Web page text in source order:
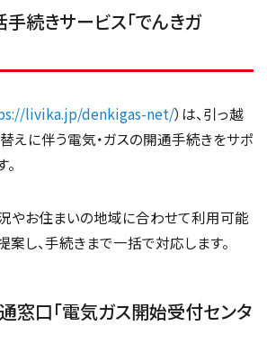
手続きサービス「でんきガ
livika.jp/denkigas-net/）は、引っ越
えに伴う電気・ガスの開通手続きをサポ
やお住まいの地域に合わせて利用可能
案し、手続きまで一括で対応します。
窓口「電気ガス開始受付センタ